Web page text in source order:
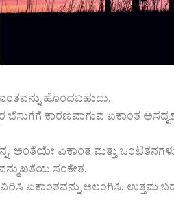
ಹೊಂದಬಹುದು.
ಬೆಸುಗೆಗೆ ಕಾರಣವಾಗುವ ಏಕಾಂತ
ಅಂತೆಯೇ ಏಕಾಂತ ಮತ್ತು
ಸಂಕೇತ.
ಏಕಾಂತವನ್ನು ಆಲಂಗಿಸಿ. ಉತ್ತಮ